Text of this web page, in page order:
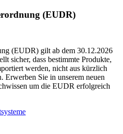
(EUDR)
(EUDR) gilt ab dem 30.12.2026
sicher, dass bestimmte Produkte,
werden, nicht aus kürzlich
Erwerben Sie in unserem neuen
um die EUDR erfolgreich